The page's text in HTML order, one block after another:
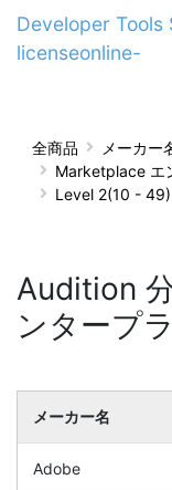
Developer
licenseonline-
全商品 メーカー
Marketplace エ
Level 2(10 - 49)
Audition
ンタープ
メーカー名
Adobe